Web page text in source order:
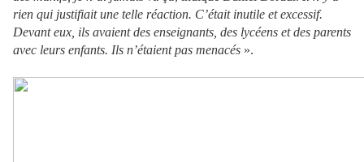
rien qui justifiait une telle réaction. C’était inutile et excessif.
Devant eux, ils avaient des enseignants, des lycéens et des parents
avec leurs enfants. Ils n’étaient pas menacés ».